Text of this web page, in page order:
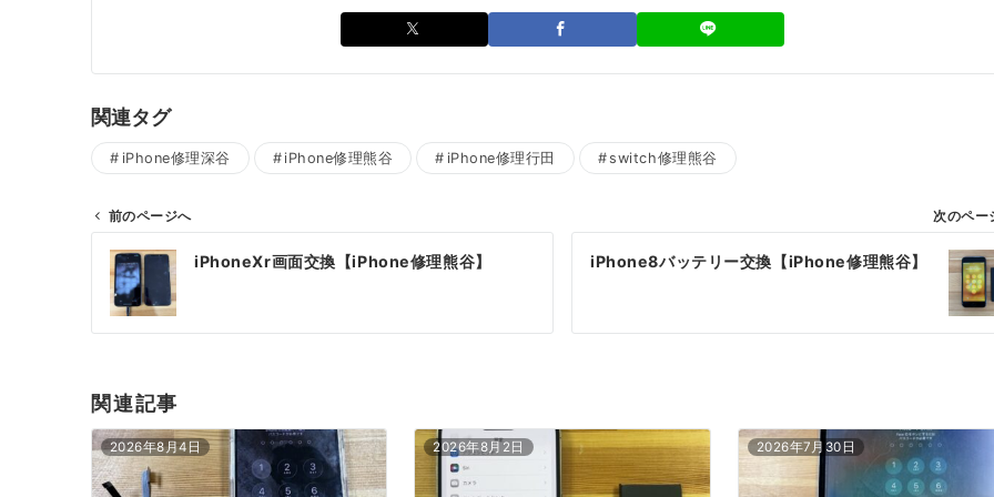
関連タグ
iPhone修理深谷 iPhone修理熊谷 iPhone修理行田 switch修理熊谷
ビ
シ
ョ
ン
前のページへ
iPhoneXr画面交換【iPhone修理熊谷】
次のペー
iPhone8バッテリー交換【iPhone修理熊谷】
関連記事
2026年8月4日 2026年8月2日 2026年7月30日